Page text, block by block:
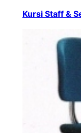
Kursi Staff &